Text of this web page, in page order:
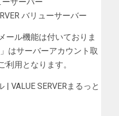
バリューサーバー
ール機能は付いておりま
はサーバーアカウント取
利用となります。
VALUE SERVERまるっと